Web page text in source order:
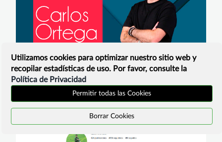
Carlos Ortega Roldán
Marca personal y creadores de contenido
+100
Utilizamos cookies para optimizar nuestro sitio web y
recopilar estadísticas de uso. Por favor, consulte la
Política de Privacidad
Permitir todas las Cookies
Borrar Cookies